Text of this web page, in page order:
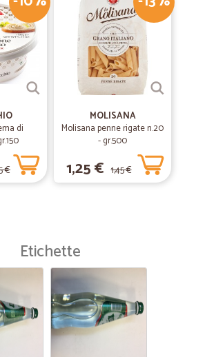
di
€
MOLISANA
Molisana penne rigate n.20
- gr.500
1,25 € 1,45 €
Etichette